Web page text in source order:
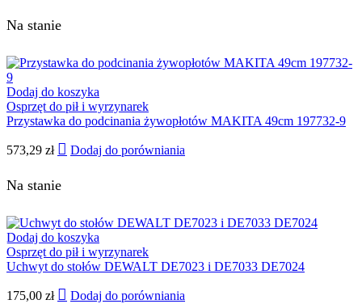
Na stanie
Dodaj do koszyka
Osprzęt do pił i wyrzynarek
Przystawka do podcinania żywopłotów MAKITA 49cm 197732-9
573,29 zł Dodaj do porówniania
Na stanie
Dodaj do koszyka
Osprzęt do pił i wyrzynarek
Uchwyt do stołów DEWALT DE7023 i DE7033 DE7024
175,00 zł Dodaj do porówniania